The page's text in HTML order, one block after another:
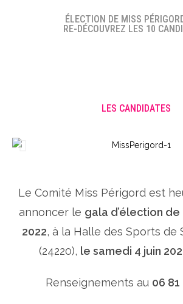
ÉLECTION DE MISS
RE-DÉCOUVREZ LES 10
LES CANDIDATES
Le Comité Miss Périgord est
annoncer le gala d’élection de
2022, à la Halle des Sports de
(24220), le samedi 4 juin
Renseignements au 06 81